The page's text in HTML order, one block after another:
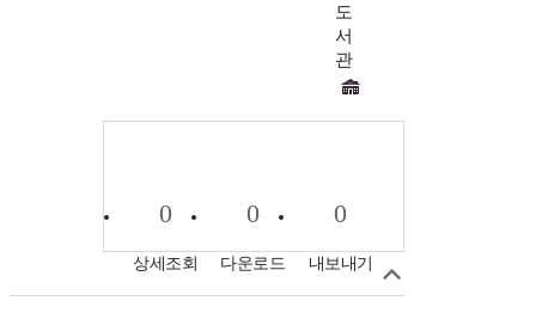
도
서
관
0
상세조회
0
다운로드
0
내보내기